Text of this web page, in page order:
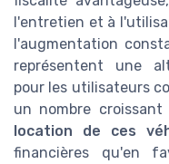
l'entretien et à
l'augmentation
représentent une
pour les utilisateurs
un nombre
location de ces
financières qu'en